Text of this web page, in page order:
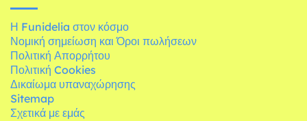
Η Funidelia στον κόσμο
Νομική σημείωση και Όροι πωλήσεων
Πολιτική Απορρήτου
Πολιτική Cookies
Δικαίωμα υπαναχώρησης
Sitemap
Σχετικά με εμάς